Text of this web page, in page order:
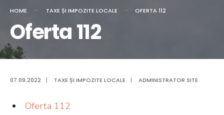
HOME TAXE ȘI IMPOZITE LOCALE OFERTA 112
Oferta 112
07.09.2022 | TAXE ȘI IMPOZITE LOCALE | ADMINISTRATOR SITE
Oferta 112